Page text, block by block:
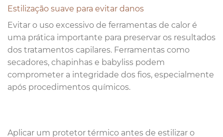
Estilização suave para evitar danos
Evitar o uso excessivo de ferramentas de calor é
uma prática importante para preservar os resultados
dos tratamentos capilares. Ferramentas como
secadores, chapinhas e babyliss podem
comprometer a integridade dos fios, especialmente
após procedimentos químicos.
Aplicar um protetor térmico antes de estilizar o